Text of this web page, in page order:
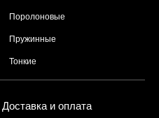
Поролоновые
Пружинные
Тонкие
Доставка и оплата